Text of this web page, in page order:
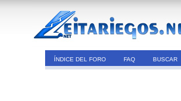
ÍNDICE DEL FORO FAQ BUSCAR